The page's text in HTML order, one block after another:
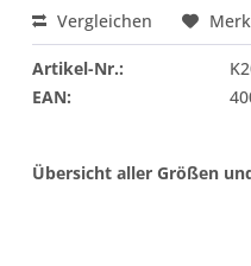
Vergleichen
Artikel-Nr.:
EAN:
Übersicht aller Größen